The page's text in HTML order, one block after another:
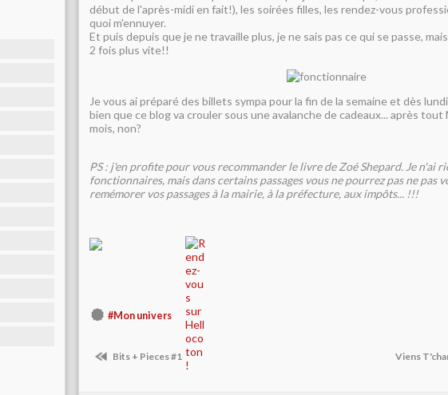
début de l'après-midi en fait!), les soirées filles, les rendez-vous
quoi m'ennuyer.
Et puis depuis que je ne travaille plus, je ne sais pas ce qui se passe,
2 fois plus vite!!
Je vous ai préparé des billets sympa pour la fin de la semaine et dès
bien que ce blog va crouler sous une avalanche de cadeaux... après tout
mois, non?
PS : j'en profite pour vous recommander le livre de Zoé Shepard. Je n'ai
fonctionnaires, mais dans certains passages vous ne pourrez pas ne pas
remémorer vos passages à la mairie, à la préfecture, aux impôts... !!!
#Mon univers
Bits + Pieces #1 Viens